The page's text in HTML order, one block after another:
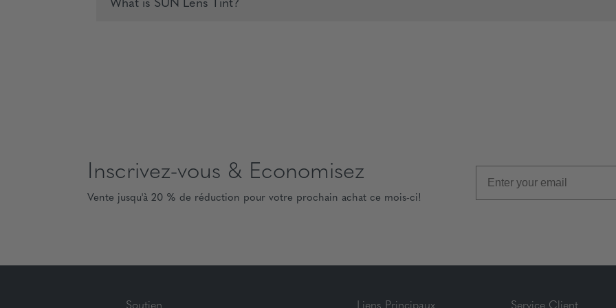
What is SUN Lens Tint?
Inscrivez-vous & Economisez
Vente jusqu'à 20 % de réduction pour votre prochain achat ce mois-ci!